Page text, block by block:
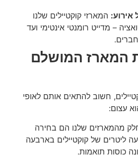
אירוע: המארזי קוקטיילים שלנו
– מדייט רומנטי אינטימי ועד
המארז המושלם
חשוב להתאים אותם לאופי
עצום:
מהמארזים שלנו הם בחירה
ליטרים של קוקטיילים בארבעה
כוסות תואמות.